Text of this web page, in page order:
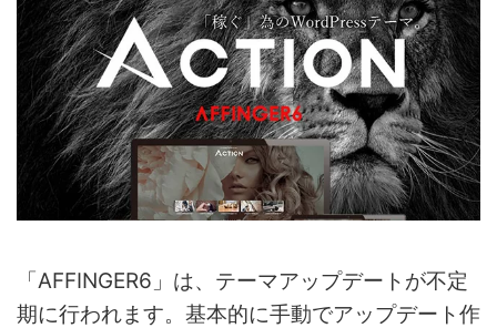
「AFFINGER6」は、テーマアップデートが不定
期に行われます。基本的に手動でアップデート作